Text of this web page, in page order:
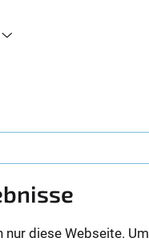
nur diese Webseite. Um